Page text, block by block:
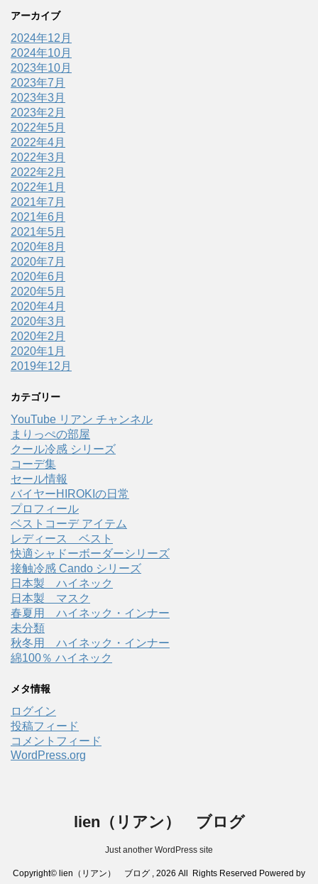
アーカイブ
2024年12月
2024年10月
2023年10月
2023年7月
2023年3月
2023年2月
2022年5月
2022年4月
2022年3月
2022年2月
2022年1月
2021年7月
2021年6月
2021年5月
2020年8月
2020年7月
2020年6月
2020年5月
2020年4月
2020年3月
2020年2月
2020年1月
2019年12月
カテゴリー
YouTube リアン チャンネル
まりっぺの部屋
クール冷感 シリーズ
コーデ集
セール情報
バイヤーHIROKIの日常
プロフィール
ベストコーデ アイテム
レディース ベスト
快適シャドーボーダーシリーズ
接触冷感 Cando シリーズ
日本製 ハイネック
日本製 マスク
春夏用 ハイネック・インナー
未分類
秋冬用 ハイネック・インナー
綿100％ ハイネック
メタ情報
ログイン
投稿フィード
コメントフィード
WordPress.org
lien（リアン） ブログ
Just another WordPress site
Copyright© lien（リアン） ブログ , 2026 All Rights Reserved Powered by